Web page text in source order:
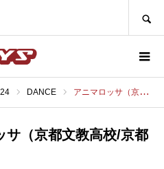
DANCE アニマロッサ（京都文教高校/京都府）
サ（京都文教高校/京都